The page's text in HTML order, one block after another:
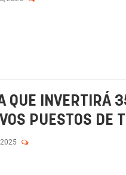
QUE INVERTIRÁ
PUESTOS DE